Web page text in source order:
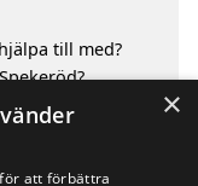
till med?
omgivande
×
att förbättra